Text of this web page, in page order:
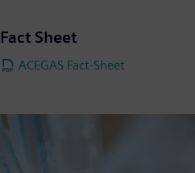
Fact Sheet
ACEGAS Fact-Sheet